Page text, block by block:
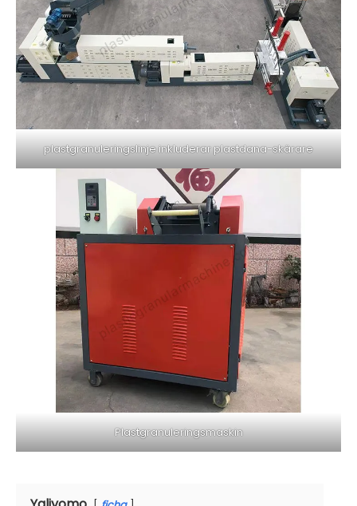
plastgranuleringslinje inkluderar plastdana-skärare
Plastgranuleringsmaskin